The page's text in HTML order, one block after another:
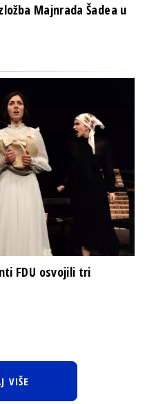
Majnrada Šadea u
FDU osvojili tri
VIŠE